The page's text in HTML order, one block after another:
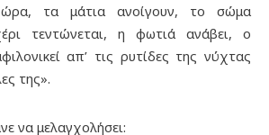
τα μάτια ανοίγουν, το σώμα
τεντώνεται, η φωτιά ανάβει, ο
απ’ τις ρυτίδες της νύχτας
της».
να μελαγχολήσει: